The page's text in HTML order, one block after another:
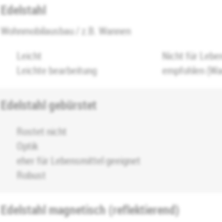
Edelstahl
Wohnmobilausbau / z.B. Wannen
Leicht
Leichte bearbeitung
Nicht für
empfohlen
Edelstahl gebürstet
Rostet nicht
Optik
eher für Lebensmittel geeignet
Robust
Edelstahl magnetisch (reflektierend)